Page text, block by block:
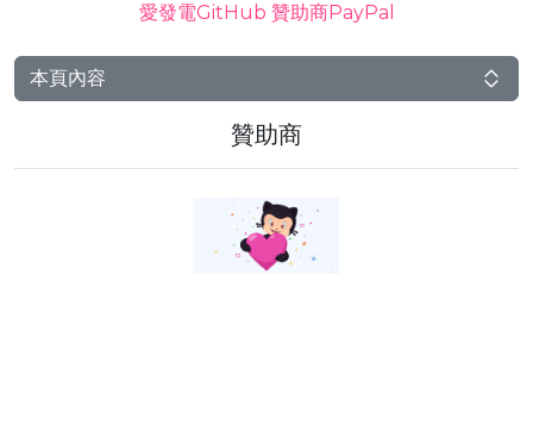
愛發電GitHub 贊助商PayPal
本頁內容
贊助商